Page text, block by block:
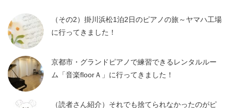
（その2）掛川浜松1泊2日のピアノの旅～ヤマハ工場
に行ってきました！
京都市・グランドピアノで練習できるレンタルルー
ム「音楽floorＡ」に行ってきました！
（読者さん紹介）それでも捨てられなかったのがピ